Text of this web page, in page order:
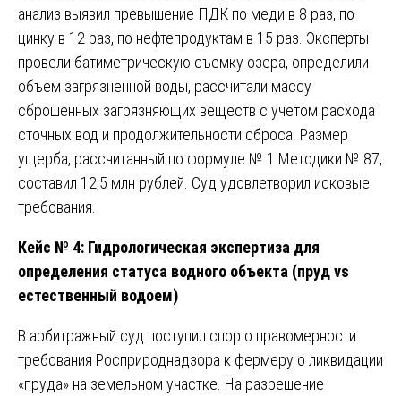
анализ выявил превышение ПДК по меди в 8 раз, по
цинку в 12 раз, по нефтепродуктам в 15 раз. Эксперты
провели батиметрическую съемку озера, определили
объем загрязненной воды, рассчитали массу
сброшенных загрязняющих веществ с учетом расхода
сточных вод и продолжительности сброса. Размер
ущерба, рассчитанный по формуле № 1 Методики № 87,
составил 12,5 млн рублей. Суд удовлетворил исковые
требования.
Кейс № 4: Гидрологическая экспертиза для
определения статуса водного объекта (пруд vs
естественный водоем)
В арбитражный суд поступил спор о правомерности
требования Росприроднадзора к фермеру о ликвидации
«пруда» на земельном участке. На разрешение